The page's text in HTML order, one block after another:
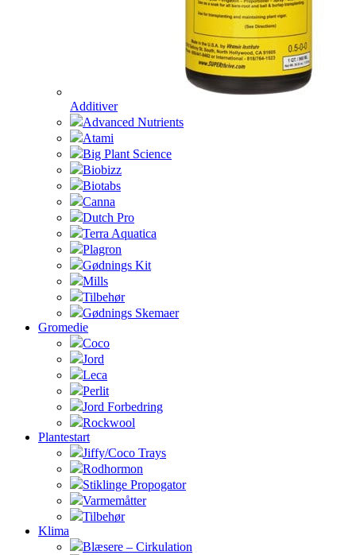
Additiver
Advanced Nutrients
Atami
Big Plant Science
Biobizz
Biotabs
Canna
Dutch Pro
Terra Aquatica
Plagron
Gødnings Kit
Mills
Tilbehør
Gødnings Skemaer
Gromedie
Coco
Jord
Leca
Perlit
Jord Forbedring
Rockwool
Plantestart
Jiffy/Coco Trays
Rodhormon
Stiklinge Propogator
Varmemåtter
Tilbehør
Klima
Blæsere – Cirkulation